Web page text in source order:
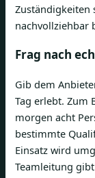
Zuständigkeiten
nachvollziehbar
Frag nach
Gib dem
Tag erlebt. Zum
morgen acht
bestimmte
Einsatz wird
Teamleitung